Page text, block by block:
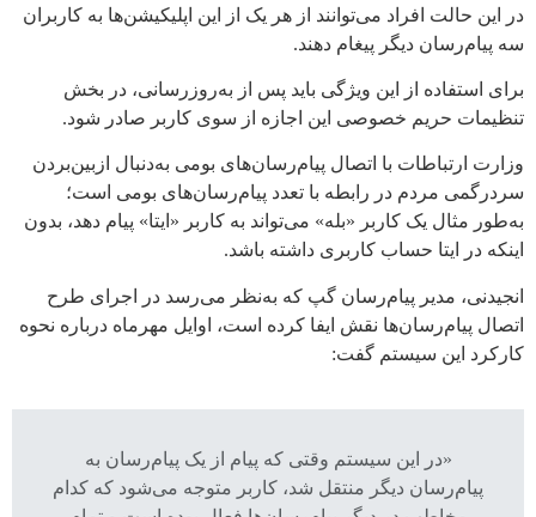
در این حالت افراد می‌توانند از هر یک از این اپلیکیشن‌ها به کاربران
سه پیام‌رسان دیگر پیغام دهند.
برای استفاده از این ویژگی باید پس از به‌روزرسانی، در بخش
تنظیمات حریم خصوصی این اجازه از سوی کاربر صادر شود.
وزارت ارتباطات با اتصال پیام‌رسان‌های بومی به‌دنبال ازبین‌بردن
سردرگمی مردم در رابطه با تعدد پیام‌رسان‌های بومی است؛
به‌طور مثال یک کاربر «بله» می‌تواند به کاربر «ایتا» پیام دهد، بدون
اینکه در ایتا حساب کاربری داشته باشد.
انجیدنی، مدیر پیام‌رسان گپ که به‌نظر می‌رسد در اجرای طرح
اتصال پیام‌رسان‌ها نقش ایفا کرده است، اوایل مهرماه درباره نحوه
کارکرد این سیستم گفت:
«در این سیستم وقتی که پیام از یک پیام‌رسان به
پیام‌رسان دیگر منتقل شد، کاربر متوجه می‌شود که کدام